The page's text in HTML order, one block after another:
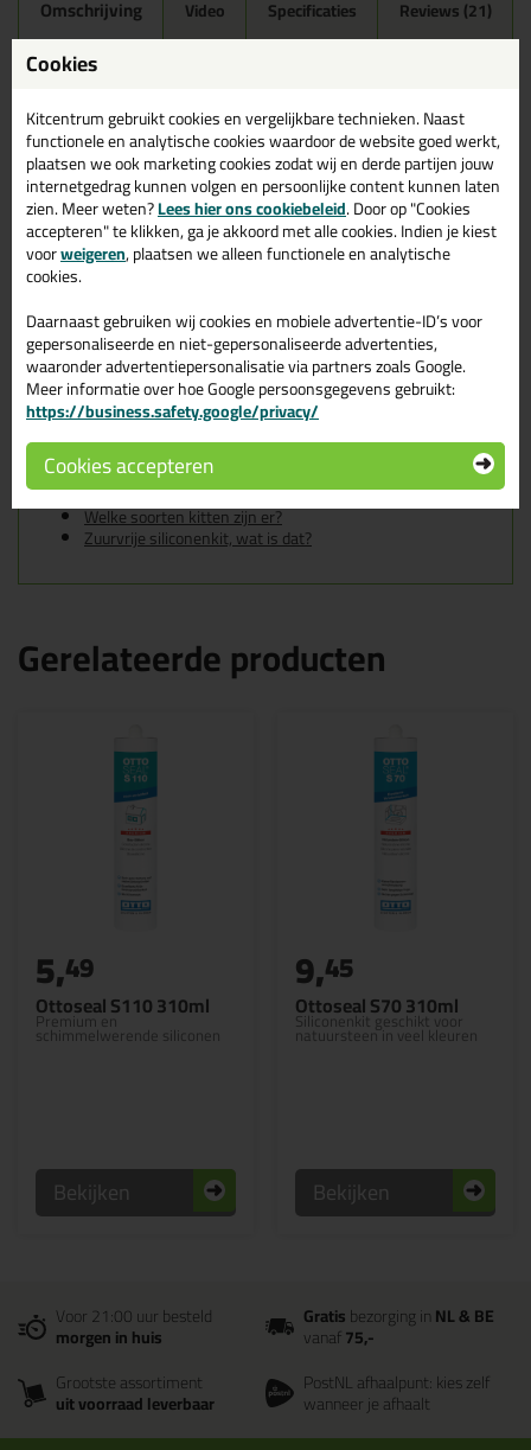
Omschrijving Video Specificaties Reviews (21)
Ottoseal S100 300ml in
Manhattan C43
Zoek je kit in een specifieke kleur? Gevonden! Deze sanitairkit
Ottoseal S100 300ml in de kleur Manhattan C43 is te gebruiken
voor verschillende toepassingen. Een duurzame en veelzijdige kit
welke makkelijk te verwerken is. Perfect als je een bijpassende
kleur zoekt met gegarandeerd een topresultaat. Bestel de
Ottoseal S100 300ml in kleur Manhattan C43 vandaag nog! Op
voorraad en op werkdagen besteld = morgen in huis.
Wil je meer weten over de toepassing en kenmerken van dit
product?Lees alles over dit product >
Tips & tricks voor Ottoseal S100
300ml
In de volgende blogs wordt dit product gebruikt:
De badkamer kitten? Lees hier hoe!
Welke Otto primer heb ik nodig?
Welke soorten kitten zijn er?
Zuurvrije siliconenkit, wat is dat?
Gerelateerde producten
Ottoseal S110 310ml
Premium en
schimmelwerende siliconen
5,49
Bekijken
Ottoseal S70 310ml
Siliconenkit geschikt voor
natuursteen in veel kleuren
9,45
Bekijken
Voor 21:00 uur besteld
morgen in huis
Gratisbezorging inNL & BE
vanaf75,-
Grootste assortiment
uit voorraad leverbaar
PostNL afhaalpunt: kies zelf
wanneer je afhaalt
Cookies
Kitcentrum gebruikt cookies en vergelijkbare technieken. Naast
functionele en analytische cookies waardoor de website goed werkt,
plaatsen we ook marketing cookies zodat wij en derde partijen jouw
internetgedrag kunnen volgen en persoonlijke content kunnen laten
zien. Meer weten?Lees hier ons cookiebeleid. Door op "Cookies
accepteren" te klikken, ga je akkoord met alle cookies. Indien je kiest
voorweigeren, plaatsen we alleen functionele en analytische
cookies.
Daarnaast gebruiken wij cookies en mobiele advertentie-ID’s voor
gepersonaliseerde en niet-gepersonaliseerde advertenties,
waaronder advertentiepersonalisatie via partners zoals Google.
Meer informatie over hoe Google persoonsgegevens gebruikt:
https://business.safety.google/privacy/
Cookies accepteren